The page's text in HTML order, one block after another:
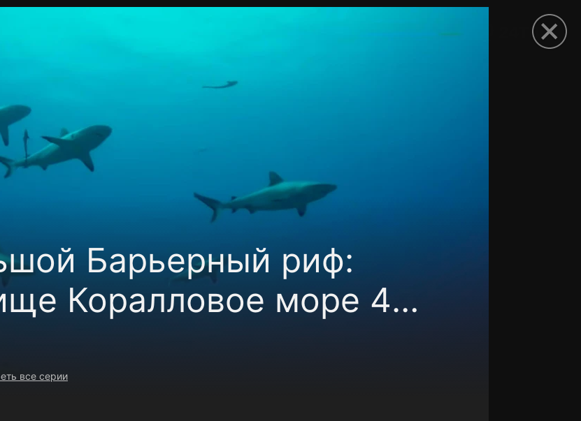
Барьерный риф:
Коралловое море 4
все серии